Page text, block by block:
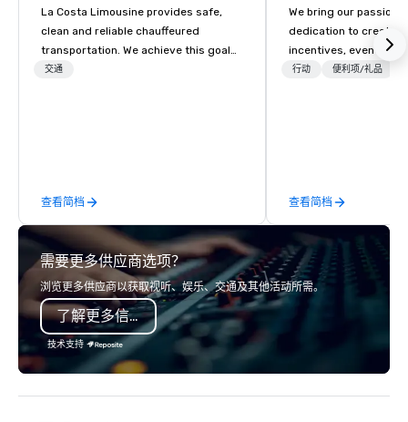
La Costa Limousine provides safe,
clean and reliable chauffeured
transportation. We achieve this goal
with highly trained chauffeurs, the
late model luxury vehicles to the
highly experienced and professional
team of chauffeurs and support staff;
you will know quality when you travel
with La Costa Limousine.
交通
查看简档
We bring our passion,
dedication to create
incentives, events,
meetings, product
行动 便利项/礼品
查看简档
需要更多供应商选项？
浏览更多供应商以获取视听、娱乐、交通及其他活动所需。
了解更多信息
技术支持